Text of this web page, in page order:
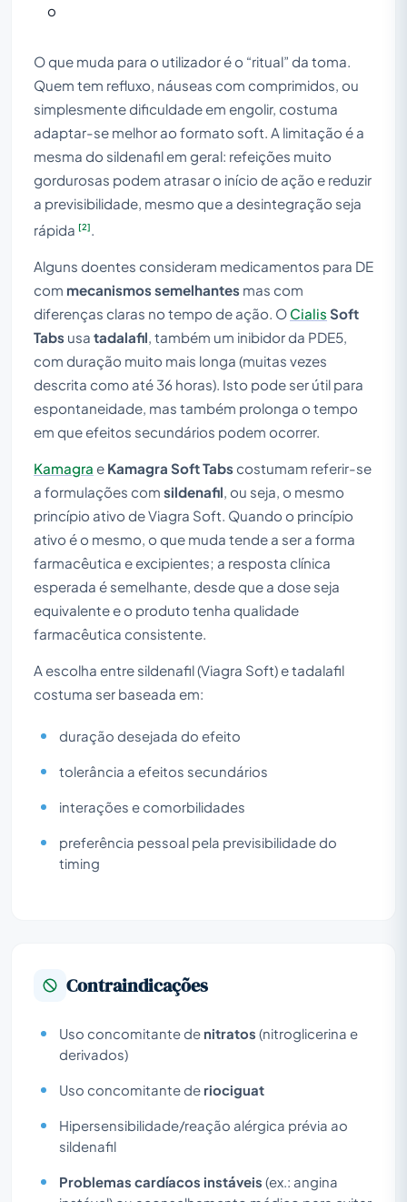
o
O que muda para o utilizador é o “ritual” da toma.
Quem tem refluxo, náuseas com comprimidos, ou
simplesmente dificuldade em engolir, costuma
adaptar-se melhor ao formato soft. A limitação é a
mesma do sildenafil em geral: refeições muito
gordurosas podem atrasar o início de ação e reduzir
a previsibilidade, mesmo que a desintegração seja
rápida [2]
Alguns doentes consideram medicamentos para DE
com mecanismos semelhantes mas com
diferenças claras no tempo de ação. O Cialis Soft
Tabs usa tadalafil , também um inibidor da PDE5,
com duração muito mais longa (muitas vezes
descrita como até 36 horas). Isto pode ser útil para
espontaneidade, mas também prolonga o tempo
em que efeitos secundários podem ocorrer.
Kamagra e Kamagra Soft Tabs costumam referir-se
a formulações com sildenafil , ou seja, o mesmo
princípio ativo de Viagra Soft. Quando o princípio
ativo é o mesmo, o que muda tende a ser a forma
farmacêutica e excipientes; a resposta clínica
esperada é semelhante, desde que a dose seja
equivalente e o produto tenha qualidade
farmacêutica consistente.
A escolha entre sildenafil (Viagra Soft) e tadalafil
costuma ser baseada em:
duração desejada do efeito
tolerância a efeitos secundários
interações e comorbilidades
preferência pessoal pela previsibilidade do
timing
Contraindicações
Uso concomitante de nitratos (nitroglicerina e
derivados)
Uso concomitante de riociguat
Hipersensibilidade/reação alérgica prévia ao
sildenafil
Problemas cardíacos instáveis (ex.: angina